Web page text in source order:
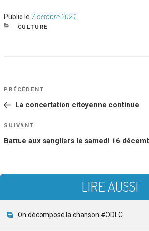
Publié le Publié
le
7 octobre 2021
CATÉGORIES
CULTURE
NAVIGATION
DE
Article
PRÉCÉDENT
La concertation citoyenne continue
Article
SUIVANT
Battue aux sangliers le samedi 16
LIRE AUSSI
On décompose la chanson #ODLC